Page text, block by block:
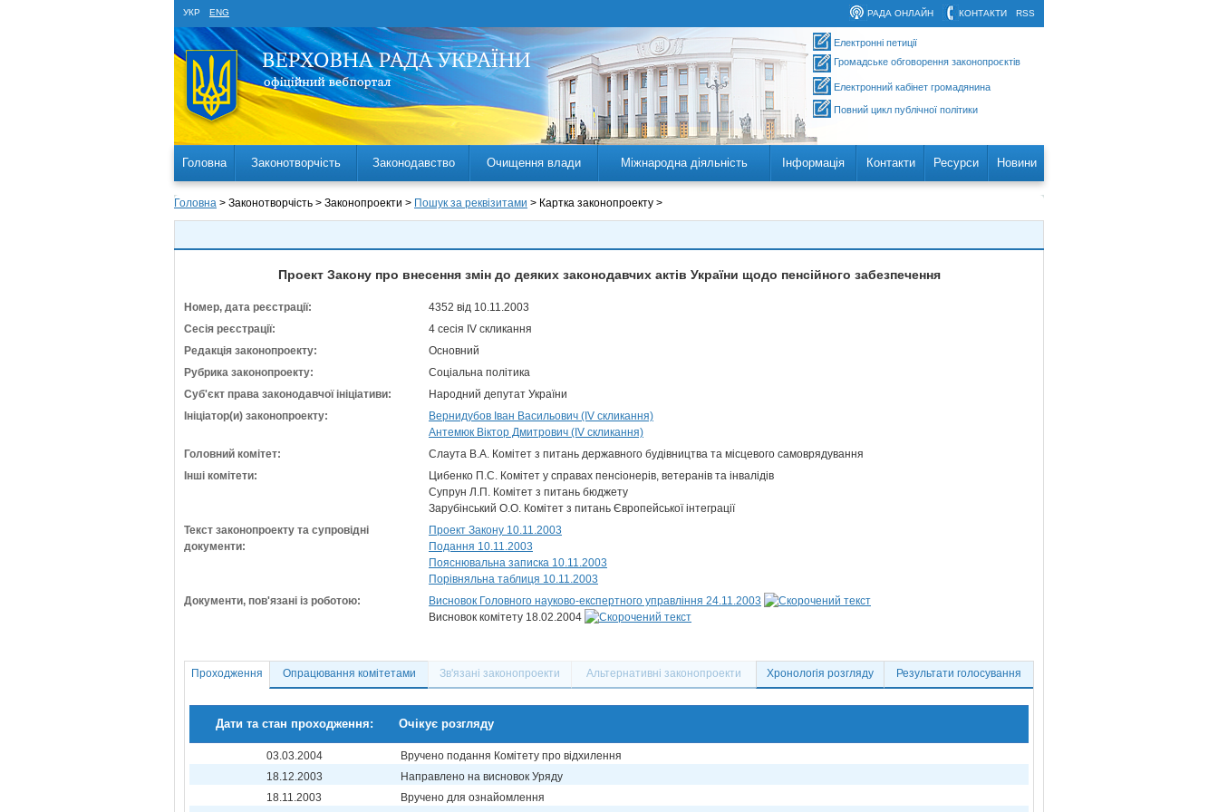
УКР ENG RSS
КОНТАКТИ
РАДА ОНЛАЙН
Електронні петиції
Громадське обговорення законопроєктів
Електронний кабінет громадянина
Повний цикл публічної політики
Головна Законотворчість Законодавство Очищення влади Міжнародна діяльність Інформація Контакти Ресурси Новини
Головна > Законотворчість > Законопроекти > Пошук за реквізитами > Картка законопроекту >
Проект Закону про внесення змін до деяких законодавчих актів України щодо пенсійного забезпечення
Номер, дата реєстрації:
4352 від 10.11.2003
Сесія реєстрації:
4 сесія IV скликання
Редакція законопроекту:
Основний
Рубрика законопроекту:
Соціальна політика
Суб'єкт права законодавчої ініціативи:
Народний депутат України
Ініціатор(и) законопроекту:
Вернидубов Іван Васильович (IV скликання)
Антемюк Віктор Дмитрович (IV скликання)
Головний комітет:
Слаута В.А. Комітет з питань державного будівництва та місцевого самоврядування
Інші комітети:
Цибенко П.С. Комітет у справах пенсіонерів, ветеранів та інвалідів
Супрун Л.П. Комітет з питань бюджету
Зарубінський О.О. Комітет з питань Європейської інтеграції
Текст законопроекту та супровідні
документи:
Проект Закону 10.11.2003
Подання 10.11.2003
Пояснювальна записка 10.11.2003
Порівняльна таблиця 10.11.2003
Документи, пов'язані із роботою:
Висновок Головного науково-експертного управління 24.11.2003
Висновок комітету 18.02.2004
Проходження Опрацювання комітетами Зв'язані законопроекти Альтернативні законопроекти Хронологія розгляду Результати голосування
Дати та стан проходження: Очікує розгляду
03.03.2004
Вручено подання Комітету про відхилення
18.12.2003
Направлено на висновок Уряду
18.11.2003
Вручено для ознайомлення